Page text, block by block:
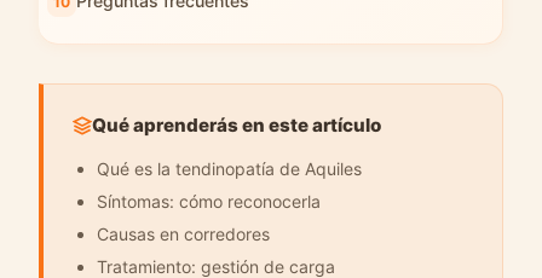
Qué aprenderás en este artículo
Qué es la tendinopatía de Aquiles
Síntomas: cómo reconocerla
Causas en corredores
Tratamiento: gestión de carga